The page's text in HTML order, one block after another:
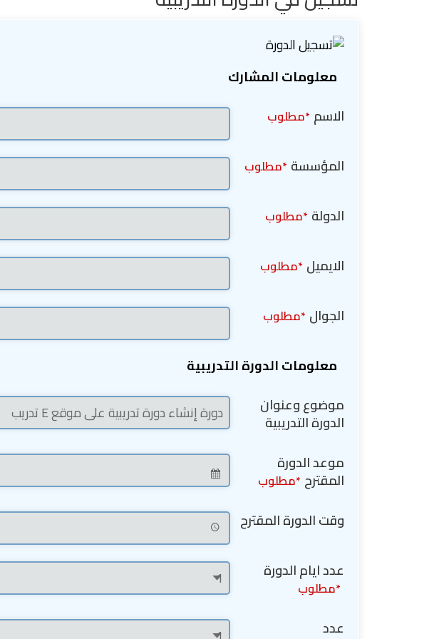
معلومات المشارك
الاسم *مطلوب
المؤسسة *مطلوب
الدولة *مطلوب
الايميل *مطلوب
الجوال *مطلوب
معلومات الدورة التدريبية
موضوع وعنوان
الدورة التدريبية
موعد الدورة
المقترح *مطلوب
وقت الدورة المقترح
عدد ايام الدورة
*مطلوب
عدد